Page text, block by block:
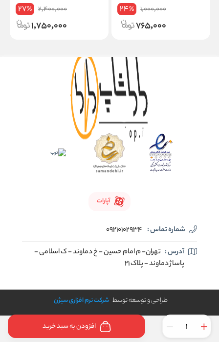
افزودن به سبد خرید
1,000,000
24%
765,000
2,400,000
27%
1,750,000
آپارات
شماره تماس : 09210102934
آدرس : تهران- م امام حسین - خ دماوند - ک اسلامی -
پاساژ دماوند - پلاک 21
طراحی و توسعه توسط شرکت نرم افزاری سیژن